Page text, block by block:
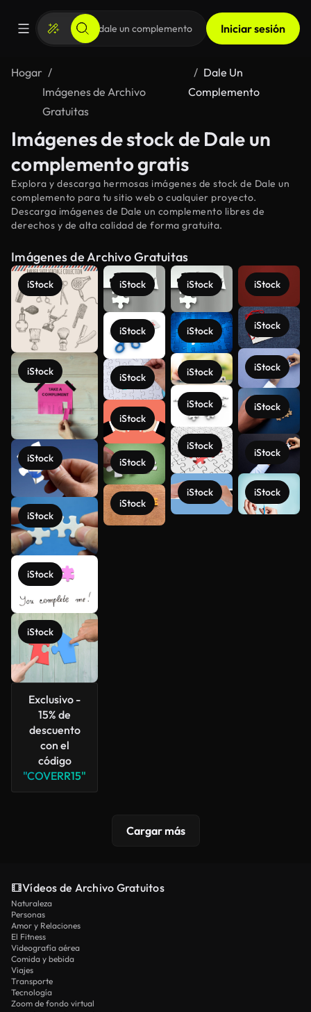
Iniciar sesión
Hogar
Imágenes de Archivo
Gratuitas
Dale Un
Complemento
Imágenes de stock de Dale un
complemento gratis
Explora y descarga hermosas imágenes de stock de Dale un
complemento para tu sitio web o cualquier proyecto.
Descarga imágenes de Dale un complemento libres de
derechos y de alta calidad de forma gratuita.
Imágenes de Archivo Gratuitas
iStock
iStock
iStock
iStock
iStock
iStock
Exclusivo -
15% de
descuento
con el
código
"COVERR15"
iStock
iStock
iStock
iStock
iStock
iStock
iStock
iStock
iStock
iStock
iStock
iStock
iStock
iStock
iStock
iStock
iStock
iStock
Cargar más
Vídeos de Archivo Gratuitos
Naturaleza
Personas
Amor y Relaciones
El Fitness
Videografía aérea
Comida y bebida
Viajes
Transporte
Tecnología
Zoom de fondo virtual